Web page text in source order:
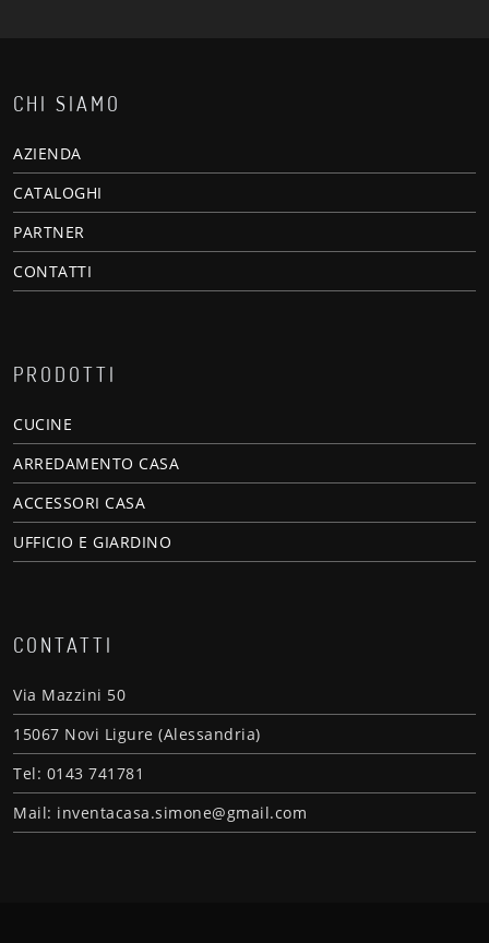
CHI SIAMO
AZIENDA
CATALOGHI
PARTNER
CONTATTI
PRODOTTI
CUCINE
ARREDAMENTO CASA
ACCESSORI CASA
UFFICIO E GIARDINO
CONTATTI
Via Mazzini 50
15067 Novi Ligure (Alessandria)
Tel: 0143 741781
Mail: inventacasa.simone@gmail.com